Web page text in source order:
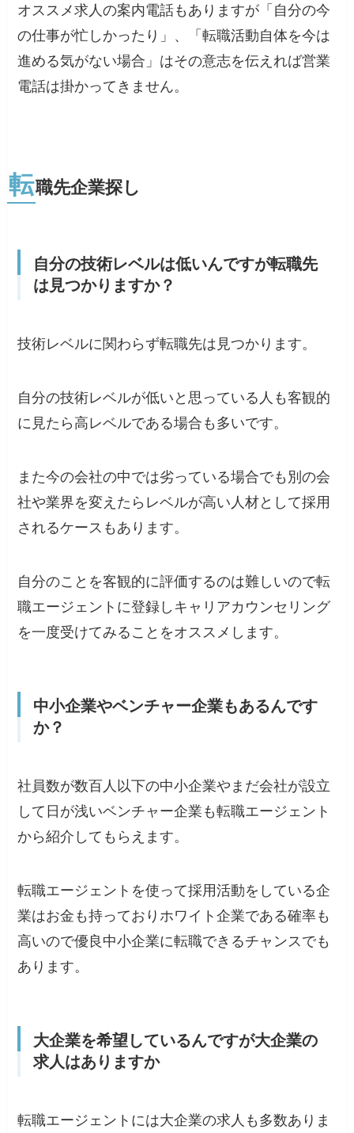
オススメ求人の案内電話もありますが 「自分の今
の仕事が忙しかったり」、「転職活動自体を今は
進める気がない場合」はその意志を伝えれば営業
電話は掛かってきません。
転職先企業探し
自分の技術レベルは低いんですが転職先
は見つかりますか？
技術レベルに関わらず転職先は見つかります。
自分の技術レベルが低いと思っている人も客観的
に見たら高レベルである場合も多いです。
また今の会社の中では劣っている場合でも別の会
社や業界を変えたらレベルが高い人材として採用
されるケースもあります。
自分のことを客観的に評価するのは難しいので転
職エージェントに登録しキャリアカウンセリング
を一度受けてみることをオススメします。
中小企業やベンチャー企業もあるんです
か？
社員数が数百人以下の中小企業やまだ会社が設立
して日が浅いベンチャー企業も転職エージェント
から紹介してもらえます。
転職エージェントを使って採用活動をしている企
業はお金も持っておりホワイト企業である確率も
高いので優良中小企業に転職できるチャンスでも
あります。
大企業を希望しているんですが大企業の
求人はありますか
転職エージェントには大企業の求人も多数ありま